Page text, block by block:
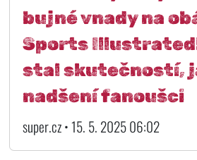
bujné vnady na
Sports
stal skutečností,
nadšení fanoušci
super.cz • 15. 5. 2025 06:02